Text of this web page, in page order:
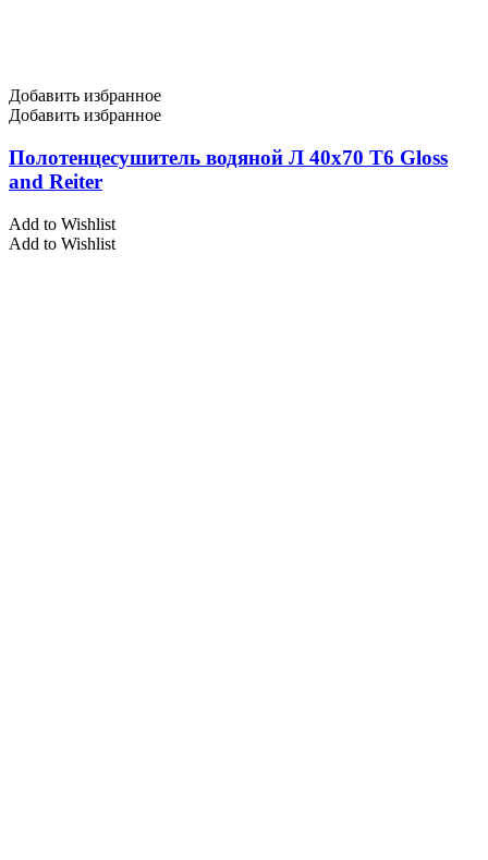
Добавить избранное
Добавить избранное
Полотенцесушитель водяной Л 40х70 Т6 Gloss
and Reiter
Add to Wishlist
Add to Wishlist